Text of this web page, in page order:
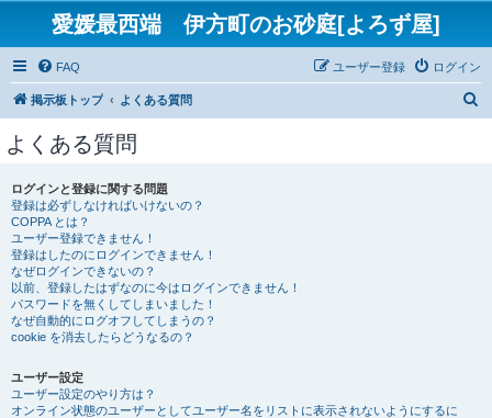
愛媛最西端 伊方町のお砂庭[よろず屋]
FAQ ログイン
ユーザー登録
掲示板トップ よくある質問
よくある質問
ログインと登録に関する問題
登録は必ずしなければいけないの？
COPPA とは？
ユーザー登録できません！
登録はしたのにログインできません！
なぜログインできないの？
以前、登録したはずなのに今はログインできません！
パスワードを無くしてしまいました！
なぜ自動的にログオフしてしまうの？
cookie を消去したらどうなるの？
ユーザー設定
ユーザー設定のやり方は？
オンライン状態のユーザーとしてユーザー名をリストに表示されないようにするに